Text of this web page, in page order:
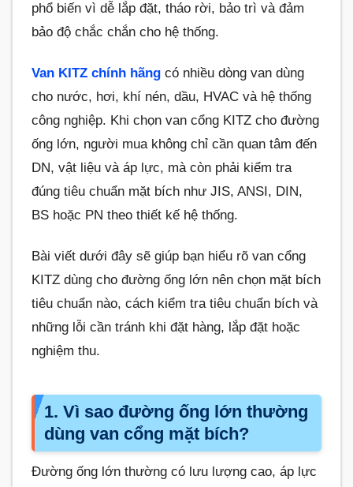
phổ biến vì dễ lắp đặt, tháo rời, bảo trì và đảm
bảo độ chắc chắn cho hệ thống.
Van KITZ chính hãngcó nhiều dòng van dùng
cho nước, hơi, khí nén, dầu, HVAC và hệ thống
công nghiệp. Khi chọn van cổng KITZ cho đường
ống lớn, người mua không chỉ cần quan tâm đến
DN, vật liệu và áp lực, mà còn phải kiểm tra
đúng tiêu chuẩn mặt bích như JIS, ANSI, DIN,
BS hoặc PN theo thiết kế hệ thống.
Bài viết dưới đây sẽ giúp bạn hiểu rõ van cổng
KITZ dùng cho đường ống lớn nên chọn mặt bích
tiêu chuẩn nào, cách kiểm tra tiêu chuẩn bích và
những lỗi cần tránh khi đặt hàng, lắp đặt hoặc
nghiệm thu.
1. Vì sao đường ống lớn thường
dùng van cổng mặt bích?
Đường ống lớn thường có lưu lượng cao, áp lực